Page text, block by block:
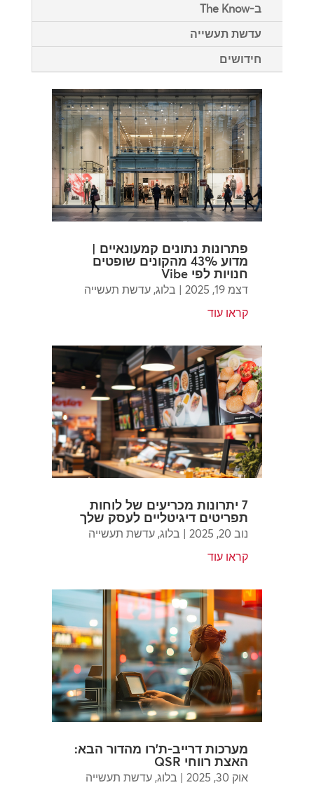
ב-The Know
עדשת תעשייה
חידושים
פתרונות נתונים קמעונאיים |
מדוע 43% מהקונים שופטים
חנויות לפי Vibe
דצמ 19, 2025 | בלוג, עדשת תעשייה
קראו עוד
7 יתרונות מכריעים של לוחות
תפריטים דיגיטליים לעסק שלך
נוב 20, 2025 | בלוג, עדשת תעשייה
קראו עוד
מערכות דרייב-ת'רו מהדור הבא:
האצת רווחי QSR
אוק 30, 2025 | בלוג, עדשת תעשייה